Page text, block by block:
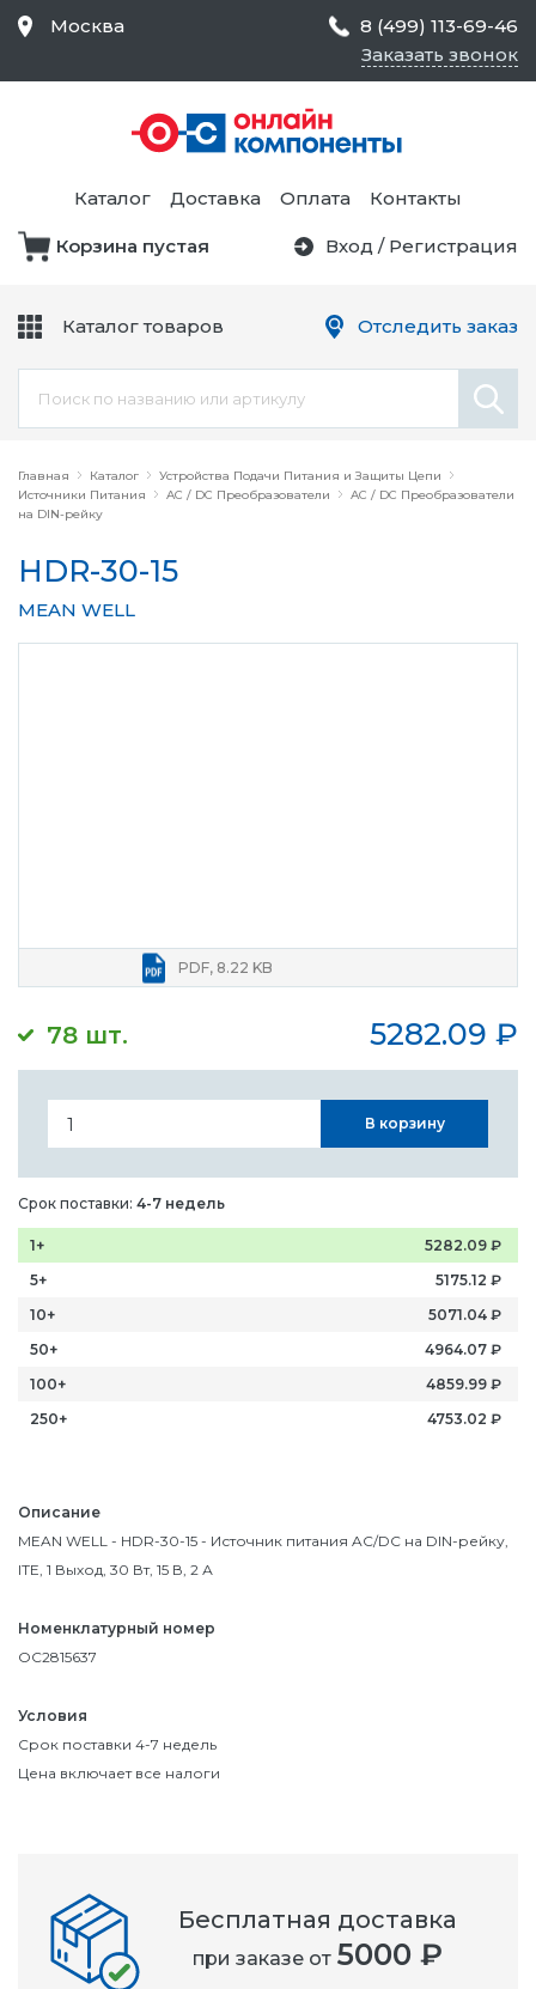
Главная Каталог
Устройства Подачи Питания и Защиты Цепи
Источники Питания
AC / DC Преобразователи
AC / DC Преобразователи
на DIN-рейку
HDR-30-15
MEAN WELL
78 шт. 5282.09 ₽
PDF, 8.22 KB
Описание
MEAN WELL - HDR-30-15 - Источник питания AC/DC на DIN-рейку,
ITE, 1 Выход, 30 Вт, 15 В, 2 А
Номенклатурный номер
OC2815637
Условия
Срок поставки 4-7 недель
Цена включает все налоги
В корзину
Срок поставки: 4-7 недель
1+ 5282.09 ₽
5+
5175.12 ₽
10+
5071.04 ₽
50+
4964.07 ₽
100+
4859.99 ₽
250+
4753.02 ₽
Бесплатная доставка
при заказе от 5000 ₽
Москва
8 (499) 113-69-46
Заказать звонок
Каталог Доставка Оплата Контакты
Корзина пустая Вход / Регистрация
Каталог товаров
Средства Контроля
Статического
Электричества и
Безопасности,
Товары для Чистых
Цепи
Оборудование
Отследить заказ